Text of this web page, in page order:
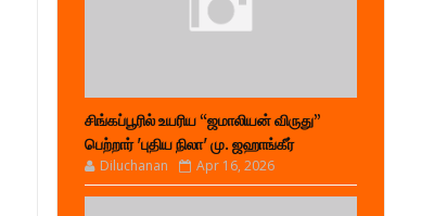
சிங்கப்பூரில் உயரிய “ஜமாலியன் விருது”
பெற்றார் 'புதிய நிலா' மு. ஜஹாங்கீர்
Diluchanan Apr 16, 2026